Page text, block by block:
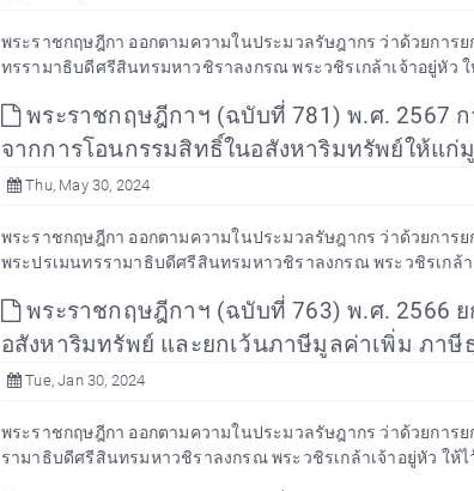
พระราชกฤษฎีกา ออกตามความในประมวลรัษฎากร ว่าด้วยการย
ทรรามาธิบดีศรีสินทรมหาวชิราลงกรณ พระวชิรเกล้าเจ้าอยู่หั
พระราชกฤษฎีกาฯ (ฉบับที่ 781) พ.ศ. 2567 ก
จากการโอนกรรมสิทธิ์ในอสังหาริมทรัพย์ให้แ
Thu, May 30, 2024
พระราชกฤษฎีกา ออกตามความในประมวลรัษฎากร ว่าด้วยการยก
พระปรเมนทรรามาธิบดีศรีสินทรมหาวชิราลงกรณ พระวชิรเก
พระราชกฤษฎีกาฯ (ฉบับที่ 763) พ.ศ. 2566
อสังหาริมทรัพย์ และยกเว้นภาษีมูลค่าเพิ่ม ภา
Tue, Jan 30, 2024
พระราชกฤษฎีกา ออกตามความในประมวลรัษฎากร ว่าด้วยการย
รามาธิบดีศรีสินทรมหาวชิราลงกรณ พระวชิรเกล้าเจ้าอยู่หัว ให้